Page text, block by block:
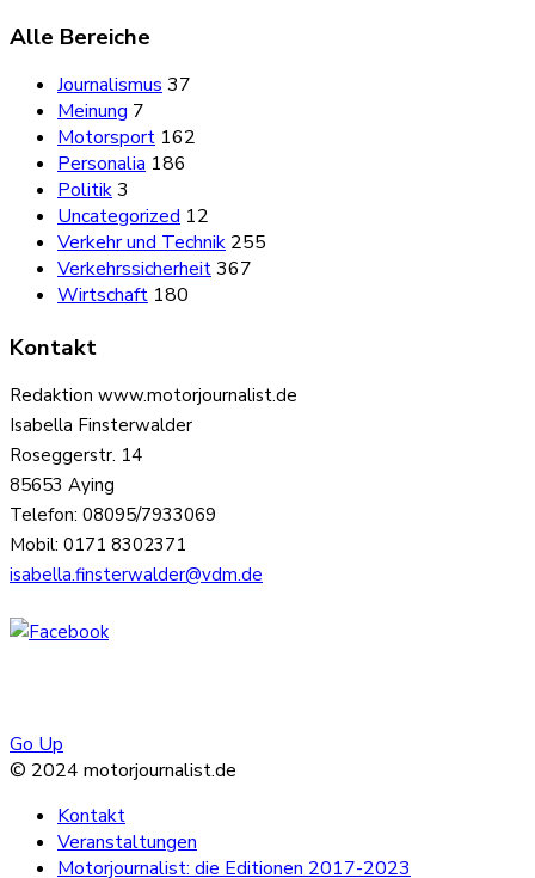
Alle Bereiche
Journalismus 37
Meinung 7
Motorsport 162
Personalia 186
Politik3
Uncategorized 12
Verkehr und Technik 255
Verkehrssicherheit367
Wirtschaft 180
Kontakt
Redaktion www.motorjournalist.de
Isabella Finsterwalder
Roseggerstr. 14
85653 Aying
Telefon: 08095/7933069
Mobil: 0171 8302371
isabella.finsterwalder@vdm.de
Go Up
© 2024 motorjournalist.de
Kontakt
Veranstaltungen
Motorjournalist: die Editionen 2017-2023